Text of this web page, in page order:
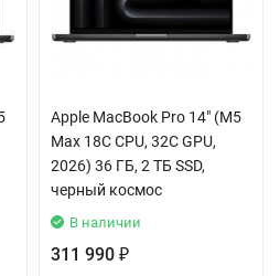
между десятками вкладок и
накопитель моментально
Шесть динамиков,
резонанса, создают
пространственное аудио
Apple MacBook Pro 14" (M5
Max 18C CPU, 32C GPU,
2026) 36 ГБ, 2 ТБ SSD,
черный космос
В наличии
311 990 ₽